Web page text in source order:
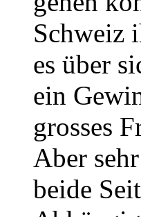
Schweiz
es über
ein
grosses
Aber
beide